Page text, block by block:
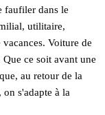
faufiler dans le
utilitaire,
Voiture de
ce soit avant une
au retour de la
s'adapte à la